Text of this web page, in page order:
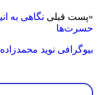
قبلی نگاهی به
نوید محمدزاده؛ از